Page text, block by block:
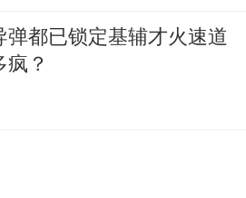
都已锁定基辅才火速道
？